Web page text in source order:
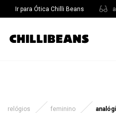
Ir para Ótica Chilli Beans
relógios feminino